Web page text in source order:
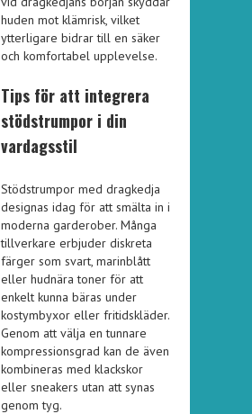
huden mot klämrisk, vilket
ytterligare bidrar till en säker
och komfortabel upplevelse.
Tips för att integrera
stödstrumpor i din
vardagsstil
Stödstrumpor med dragkedja
designas idag för att smälta in i
moderna garderober. Många
tillverkare erbjuder diskreta
färger som svart, marinblått
eller hudnära toner för att
enkelt kunna bäras under
kostymbyxor eller fritidskläder.
Genom att välja en tunnare
kompressionsgrad kan de även
kombineras med klackskor
eller sneakers utan att synas
genom tyg.